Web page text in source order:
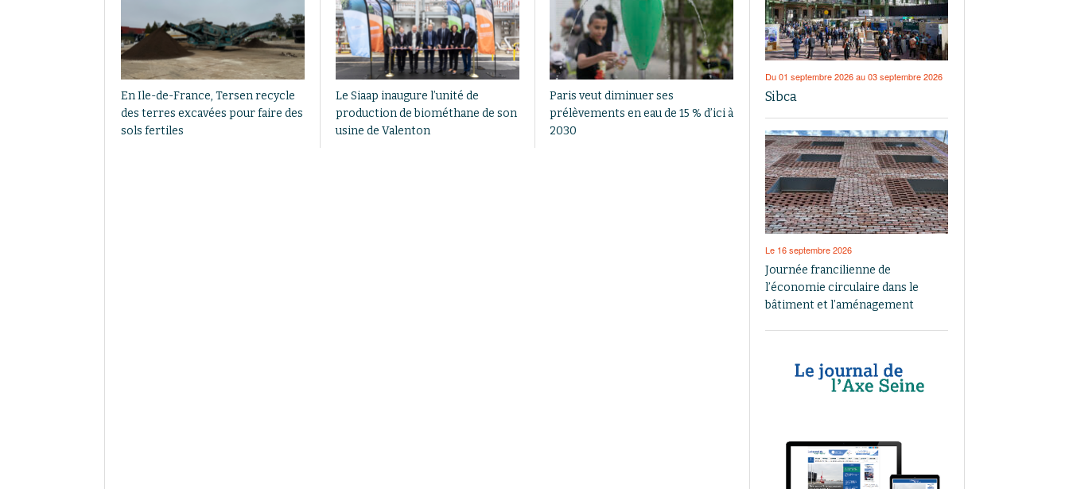
En Ile-de-France, Tersen recycle
des terres excavées pour faire des
sols fertiles
Le Siaap inaugure l’unité de
production de biométhane de son
usine de Valenton
Paris veut diminuer ses
prélèvements en eau de 15 % d’ici à
2030
Du 01 septembre 2026 au 03 septembre 2026
Sibca
Le 16 septembre 2026
Journée francilienne de
l’économie circulaire dans le
bâtiment et l’aménagement